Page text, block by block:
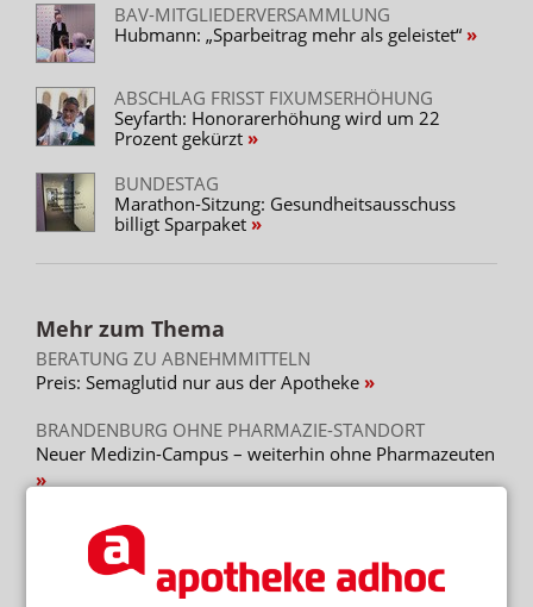
BAV-MITGLIEDERVERSAMMLUNG
Hubmann: „Sparbeitrag mehr als geleistet“
ABSCHLAG FRISST FIXUMSERHÖHUNG
Seyfarth: Honorarerhöhung wird um 22
Prozent gekürzt
BUNDESTAG
Marathon-Sitzung: Gesundheitsausschuss
billigt Sparpaket
Mehr zum Thema
BERATUNG ZU ABNEHMMITTELN
Preis: Semaglutid nur aus der Apotheke
BRANDENBURG OHNE PHARMAZIE-STANDORT
Neuer Medizin-Campus – weiterhin ohne Pharmazeuten
WEGEN GKV-SPARPAKET
Zuzahlung: Neuer Abda-Handzettel